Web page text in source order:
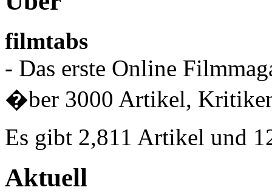
filmtabs
- Das erste Online
�ber 3000 Artikel,
Es gibt 2,811 Artikel und
Aktuell